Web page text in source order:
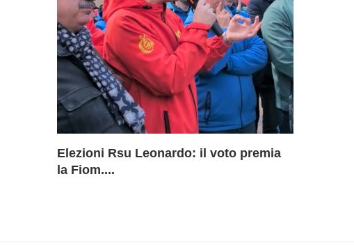
Elezioni Rsu Leonardo: il voto premia
la Fiom....